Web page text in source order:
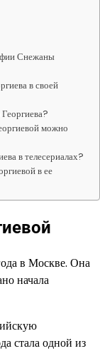
Снежаны
в своей
можно
в телесериалах?
в ее
в Москве. Она
начала
стала одной из